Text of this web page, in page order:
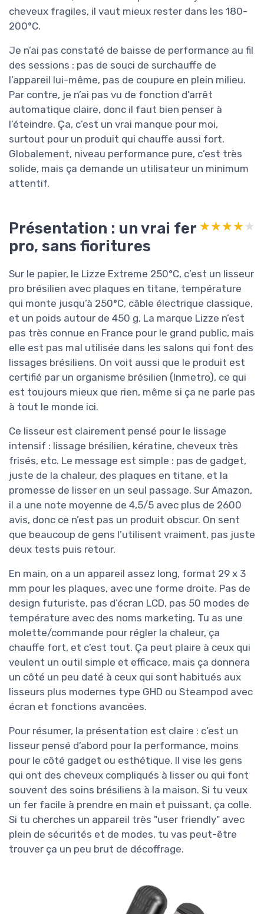
cheveux fragiles, il vaut mieux rester dans les 180-
200°C.
Je n’ai pas constaté de baisse de performance au fil
des sessions : pas de souci de surchauffe de
l’appareil lui-même, pas de coupure en plein milieu.
Par contre, je n’ai pas vu de fonction d’arrêt
automatique claire, donc il faut bien penser à
l’éteindre. Ça, c’est un vrai manque pour moi,
surtout pour un produit qui chauffe aussi fort.
Globalement, niveau performance pure, c’est très
solide, mais ça demande un utilisateur un minimum
attentif.
Présentation : un vrai fer
pro, sans fioritures
★★★★★
★★★★★
Sur le papier, le Lizze Extreme 250°C, c’est un lisseur
pro brésilien avec plaques en titane, température
qui monte jusqu’à 250°C, câble électrique classique,
et un poids autour de 450 g. La marque Lizze n’est
pas très connue en France pour le grand public, mais
elle est pas mal utilisée dans les salons qui font des
lissages brésiliens. On voit aussi que le produit est
certifié par un organisme brésilien (Inmetro), ce qui
est toujours mieux que rien, même si ça ne parle pas
à tout le monde ici.
Ce lisseur est clairement pensé pour le lissage
intensif : lissage brésilien, kératine, cheveux très
frisés, etc. Le message est simple : pas de gadget,
juste de la chaleur, des plaques en titane, et la
promesse de lisser en un seul passage. Sur Amazon,
il a une note moyenne de 4,5/5 avec plus de 2600
avis, donc ce n’est pas un produit obscur. On sent
que beaucoup de gens l’utilisent vraiment, pas juste
deux tests puis retour.
En main, on a un appareil assez long, format 29 x 3
mm pour les plaques, avec une forme droite. Pas de
design futuriste, pas d’écran LCD, pas 50 modes de
température avec des noms marketing. Tu as une
molette/commande pour régler la chaleur, ça
chauffe fort, et c’est tout. Ça peut plaire à ceux qui
veulent un outil simple et efficace, mais ça donnera
un côté un peu daté à ceux qui sont habitués aux
lisseurs plus modernes type GHD ou Steampod avec
écran et fonctions avancées.
Pour résumer, la présentation est claire : c’est un
lisseur pensé d’abord pour la performance, moins
pour le côté gadget ou esthétique. Il vise les gens
qui ont des cheveux compliqués à lisser ou qui font
souvent des soins brésiliens à la maison. Si tu veux
un fer facile à prendre en main et puissant, ça colle.
Si tu cherches un appareil très "user friendly" avec
plein de sécurités et de modes, tu vas peut-être
trouver ça un peu brut de décoffrage.